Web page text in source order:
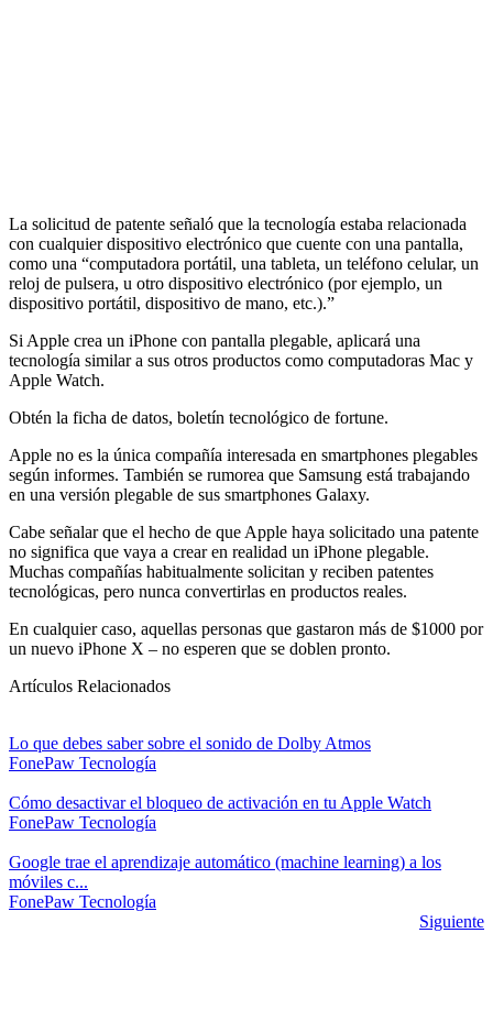
La solicitud de patente señaló que la tecnología estaba relacionada
con cualquier dispositivo electrónico que cuente con una pantalla,
como una “computadora portátil, una tableta, un teléfono celular, un
reloj de pulsera, u otro dispositivo electrónico (por ejemplo, un
dispositivo portátil, dispositivo de mano, etc.).”
Si Apple crea un iPhone con pantalla plegable, aplicará una
tecnología similar a sus otros productos como computadoras Mac y
Apple Watch.
Obtén la ficha de datos, boletín tecnológico de fortune.
Apple no es la única compañía interesada en smartphones plegables
según informes. También se rumorea que Samsung está trabajando
en una versión plegable de sus smartphones Galaxy.
Cabe señalar que el hecho de que Apple haya solicitado una patente
no significa que vaya a crear en realidad un iPhone plegable.
Muchas compañías habitualmente solicitan y reciben patentes
tecnológicas, pero nunca convertirlas en productos reales.
En cualquier caso, aquellas personas que gastaron más de $1000 por
un nuevo iPhone X – no esperen que se doblen pronto.
Artículos Relacionados
Lo que debes saber sobre el sonido de Dolby Atmos
FonePaw Tecnología
Cómo desactivar el bloqueo de activación en tu Apple Watch
FonePaw Tecnología
Google trae el aprendizaje automático (machine learning) a los
móviles c...
FonePaw Tecnología
Siguiente